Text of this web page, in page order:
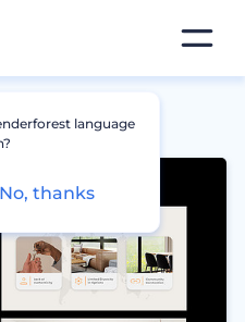
language
No, thanks